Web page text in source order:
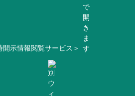
示情報閲覧サービス＞